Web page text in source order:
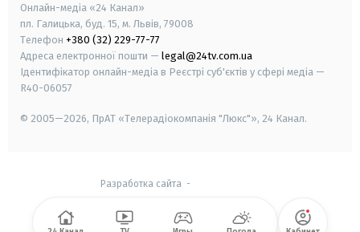
Онлайн-медіа «24 Канал»
пл. Галицька, буд. 15, м. Львів, 79008
Телефон +380 (32) 229-77-77
Адреса електронної пошти — legal@24tv.com.ua
Ідентифікатор онлайн-медіа в Реєстрі суб'єктів у сфері медіа —
R40-06057
© 2005—2026, ПрАТ «Телерадіокомпанія "Люкс"», 24 Канал.
Разработка сайта -